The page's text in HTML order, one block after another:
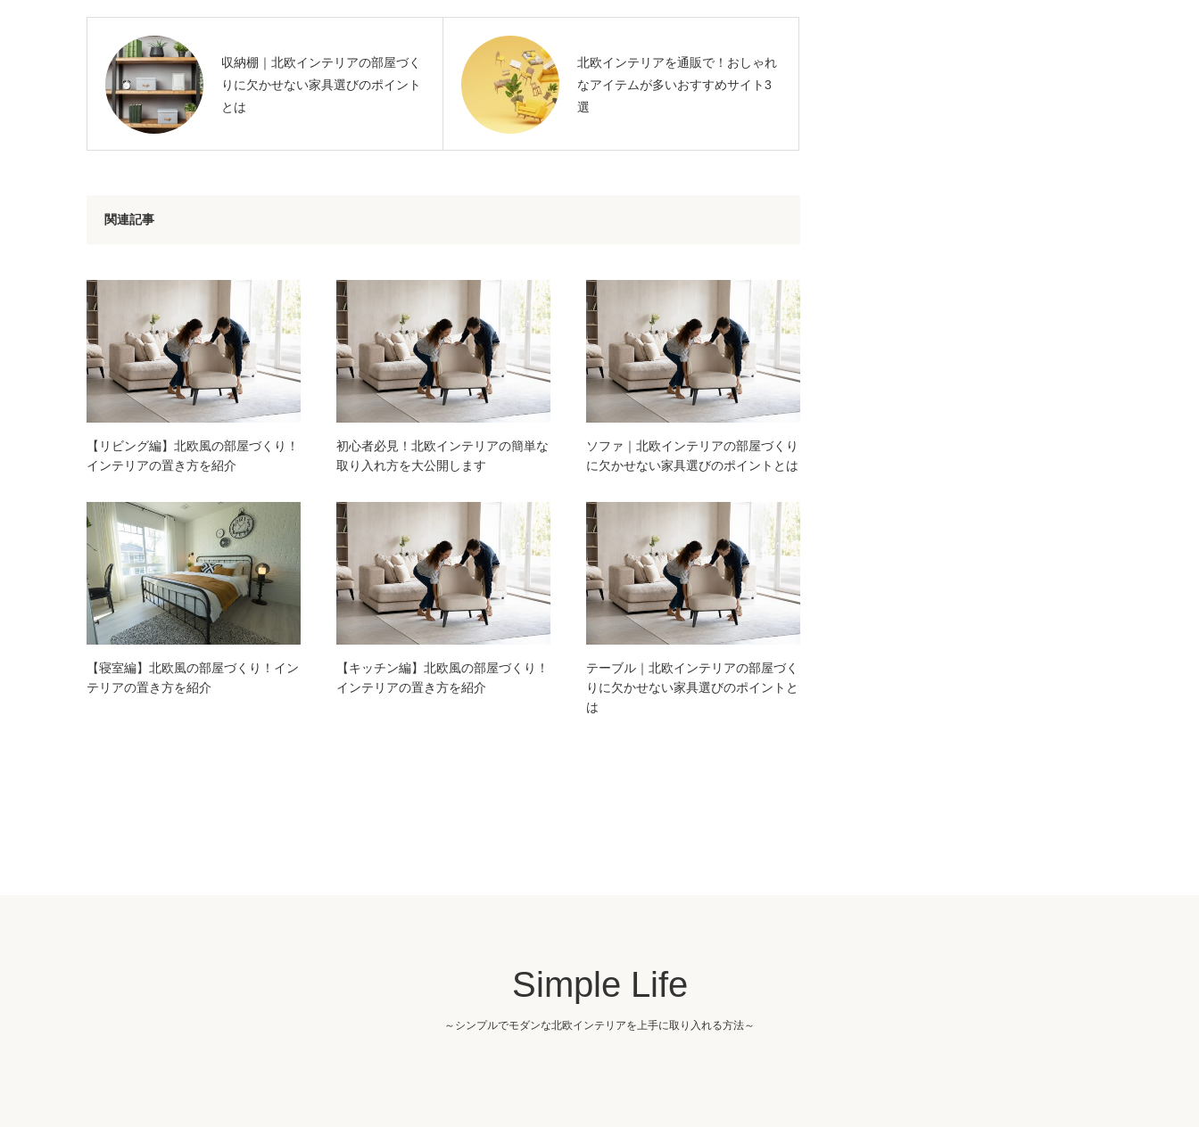
収納棚｜北欧インテリアの部屋づく
りに欠かせない家具選びのポイント
とは
北欧インテリアを通販で！おしゃれ
なアイテムが多いおすすめサイト3
選
関連記事
【リビング編】北欧風の部屋づくり！
インテリアの置き方を紹介
初心者必見！北欧インテリアの簡単な
取り入れ方を大公開します
ソファ｜北欧インテリアの部屋づくり
に欠かせない家具選びのポイントとは
【寝室編】北欧風の部屋づくり！イン
テリアの置き方を紹介
【キッチン編】北欧風の部屋づくり！
インテリアの置き方を紹介
テーブル｜北欧インテリアの部屋づく
りに欠かせない家具選びのポイントと
は
Simple Life
～シンプルでモダンな北欧インテリアを上手に取り入れる方法～